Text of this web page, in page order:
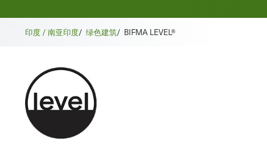
印度 / 南亚 /
印度 绿色建筑/ BIFMA LEVEL®